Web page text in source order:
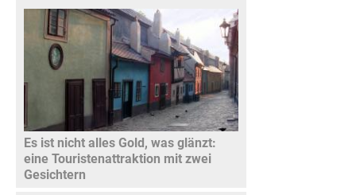
Es ist nicht alles Gold, was glänzt:
eine Touristenattraktion mit zwei
Gesichtern